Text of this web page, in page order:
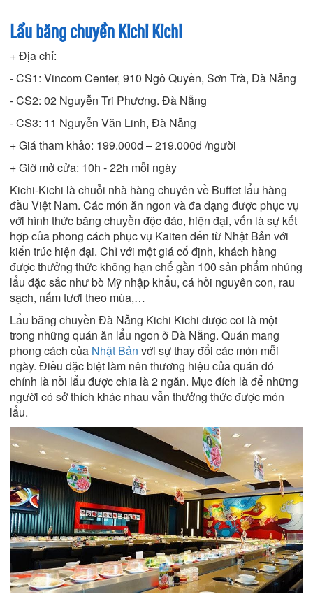
Lẩu băng chuyền Kichi Kichi
+ Địa chỉ:
- CS1: Vincom Center, 910 Ngô Quyền, Sơn Trà, Đà Nẵng
- CS2: 02 Nguyễn Tri Phương. Đà Nẵng
- CS3: 11 Nguyễn Văn Linh, Đà Nẵng
+ Giá tham khảo: 199.000d – 219.000d /người
+ Giờ mở cửa: 10h - 22h mỗi ngày
Kichi-Kichi là chuỗi nhà hàng chuyên về Buffet lẩu hàng
đầu Việt Nam. Các món ăn ngon và đa dạng được phục vụ
với hình thức băng chuyền độc đáo, hiện đại, vốn là sự kết
hợp của phong cách phục vụ Kaiten đến từ Nhật Bản với
kiến trúc hiện đại. Chỉ với một giá cố định, khách hàng
được thưởng thức không hạn chế gần 100 sản phẩm nhúng
lẩu đặc sắc như bò Mỹ nhập khẩu, cá hồi nguyên con, rau
sạch, nấm tươi theo mùa,…
Lẩu băng chuyền Đà Nẵng Kichi Kichi được coi là một
trong những quán ăn lẩu ngon ở Đà Nẵng. Quán mang
phong cách của Nhật Bản với sự thay đổi các món mỗi
ngày. Điều đặc biệt làm nên thương hiệu của quán đó
chính là nồi lẩu được chia là 2 ngăn. Mục đích là để những
người có sở thích khác nhau vẫn thưởng thức được món
lẩu.